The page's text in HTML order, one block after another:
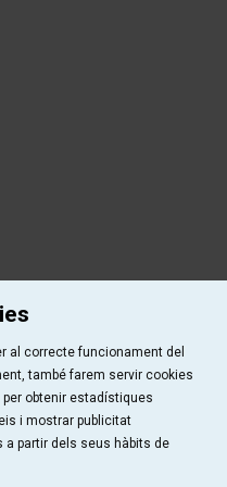
al correcte funcionament del
també farem servir cookies
obtenir estadístiques
i mostrar publicitat
partir dels seus hàbits de